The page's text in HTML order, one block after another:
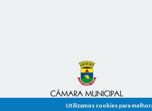
Utilizamos cookies para